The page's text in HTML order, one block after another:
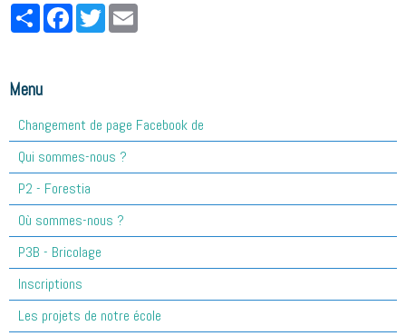
PartagerFacebookTwitter
Menu
Changement de page Facebook de
Qui sommes-nous ?
P2 - Forestia
Où sommes-nous ?
P3B - Bricolage
Inscriptions
Les projets de notre école